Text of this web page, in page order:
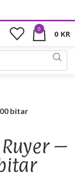
0 0 KR
bitar
–